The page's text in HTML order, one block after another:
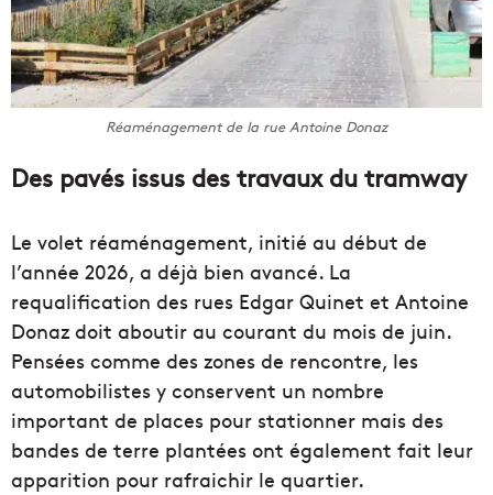
Réaménagement de la rue Antoine Donaz
Des pavés issus des travaux du tramway
Le volet réaménagement, initié au début de
l’année 2026, a déjà bien avancé. La
requalification des rues Edgar Quinet et Antoine
Donaz doit aboutir au courant du mois de juin.
Pensées comme des zones de rencontre, les
automobilistes y conservent un nombre
important de places pour stationner mais des
bandes de terre plantées ont également fait leur
apparition pour rafraichir le quartier.